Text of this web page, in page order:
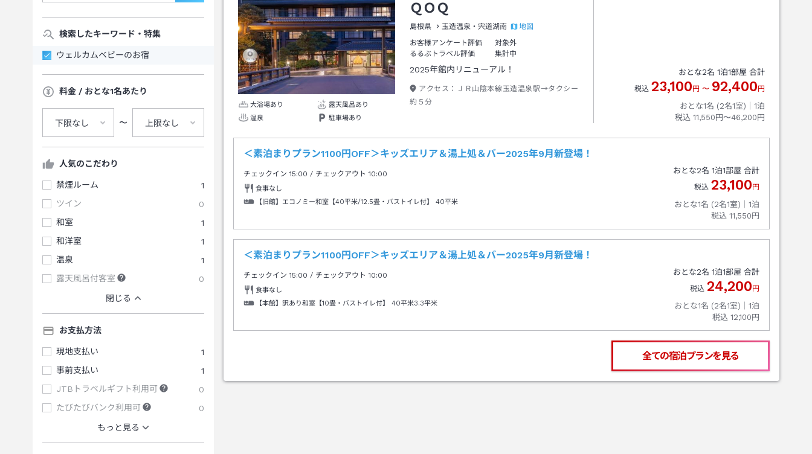
検索したキーワード・特集
ウェルカムベビーのお宿
料金 / おとな1名あたり
下限なし 〜 上限なし
人気のこだわり
禁煙ルーム
1
ツイン
0
和室
1
和洋室
1
温泉
1
露天風呂付客室
0
閉じる
お支払方法
現地支払い
1
事前支払い
1
JTBトラベルギフト利用可
0
たびたびバンク利用可
0
もっと見る
大浴場あり
露天風呂あり
温泉
駐車場あり
ＱＯＱ
島根県 玉造温泉・宍道湖南
地図
お客様アンケート評価
対象外
るるぶトラベル評価
集計中
2025年館内リニューアル！
アクセス：
ＪＲ山陰本線玉造温泉駅→タクシー
約５分
おとな2名 1泊1部屋 合計
税込 23,100 円 〜 92,400 円
おとな1名 (2名1室)｜ 1泊
税込 11,550円〜46,200円
＜素泊まりプラン1100円OFF＞キッズエリア＆湯上処＆バー2025年9月新登場！
チェックイン15:00 / チェックアウト 10:00
食事なし
【旧館】エコノミー和室【40平米/12.5畳・バストイレ付】
40平米
おとな2名 1泊1部屋 合計
税込 23,100 円
おとな1名 (2名1室)｜ 1泊
税込 11,550円
＜素泊まりプラン1100円OFF＞キッズエリア＆湯上処＆バー2025年9月新登場！
チェックイン15:00 / チェックアウト 10:00
食事なし
【本館】訳あり和室【10畳・バストイレ付】
40平米3.3平米
おとな2名 1泊1部屋 合計
税込 24,200 円
おとな1名 (2名1室)｜ 1泊
税込 12,100円
全ての宿泊プランを見る